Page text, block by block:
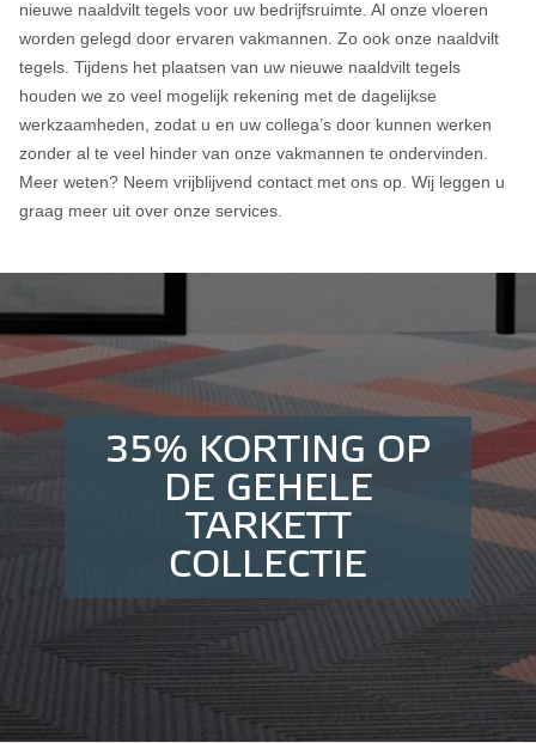
nieuwe naaldvilt tegels voor uw bedrijfsruimte. Al onze vloeren
worden gelegd door ervaren vakmannen. Zo ook onze naaldvilt
tegels. Tijdens het plaatsen van uw nieuwe naaldvilt tegels
houden we zo veel mogelijk rekening met de dagelijkse
werkzaamheden, zodat u en uw collega’s door kunnen werken
zonder al te veel hinder van onze vakmannen te ondervinden.
Meer weten? Neem vrijblijvend contact met ons op. Wij leggen u
graag meer uit over onze services.
35% KORTING OP
DE GEHELE
TARKETT
COLLECTIE